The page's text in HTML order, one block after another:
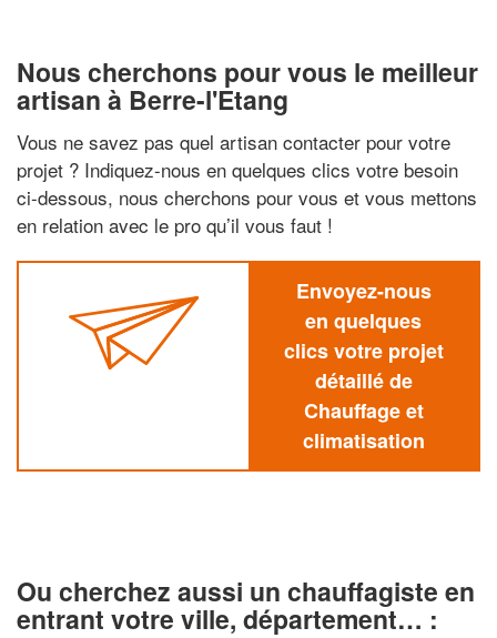
Nous cherchons pour vous le meilleur
artisan à Berre-l'Etang
Vous ne savez pas quel artisan contacter pour votre
projet ? Indiquez-nous en quelques clics votre besoin
ci-dessous, nous cherchons pour vous et vous mettons
en relation avec le pro qu’il vous faut !
Envoyez-nous
en quelques
clics votre projet
détaillé de
Chauffage et
climatisation
Ou cherchez aussi un chauffagiste en
entrant votre ville, département… :